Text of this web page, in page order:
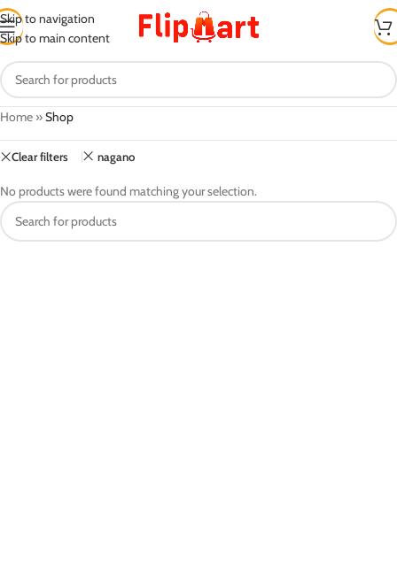
Skip to navigation
Skip to main content
Home »Shop
Clear filters nagano
No products were found matching your selection.